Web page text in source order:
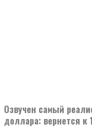
Озвучен самый
доллара: вернется к